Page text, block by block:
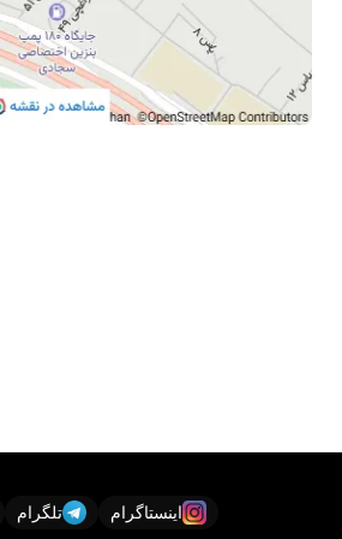
(بسته به گرید تولیدی)اینستاگرام تلگرام